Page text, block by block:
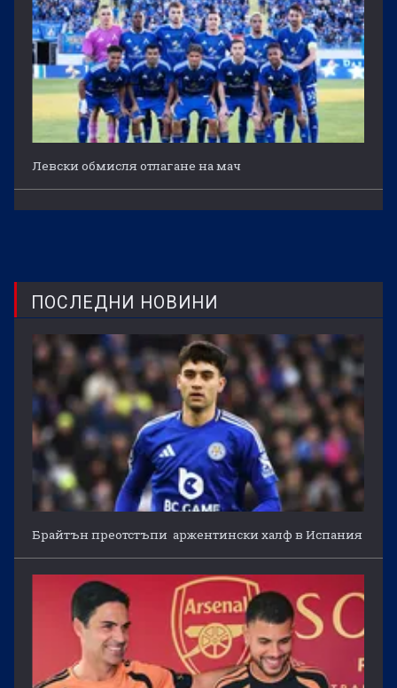
Левски обмисля отлагане на мач
ПОСЛЕДНИ НОВИНИ
Брайтън преотстъпи аржентински халф в Испания